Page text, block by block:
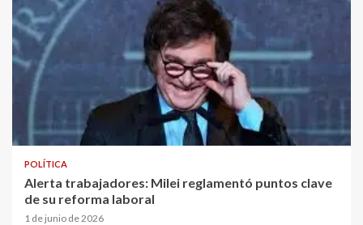
POLÍTICA
Alerta trabajadores: Milei reglamentó puntos clave
de su reforma laboral
1 de junio de 2026